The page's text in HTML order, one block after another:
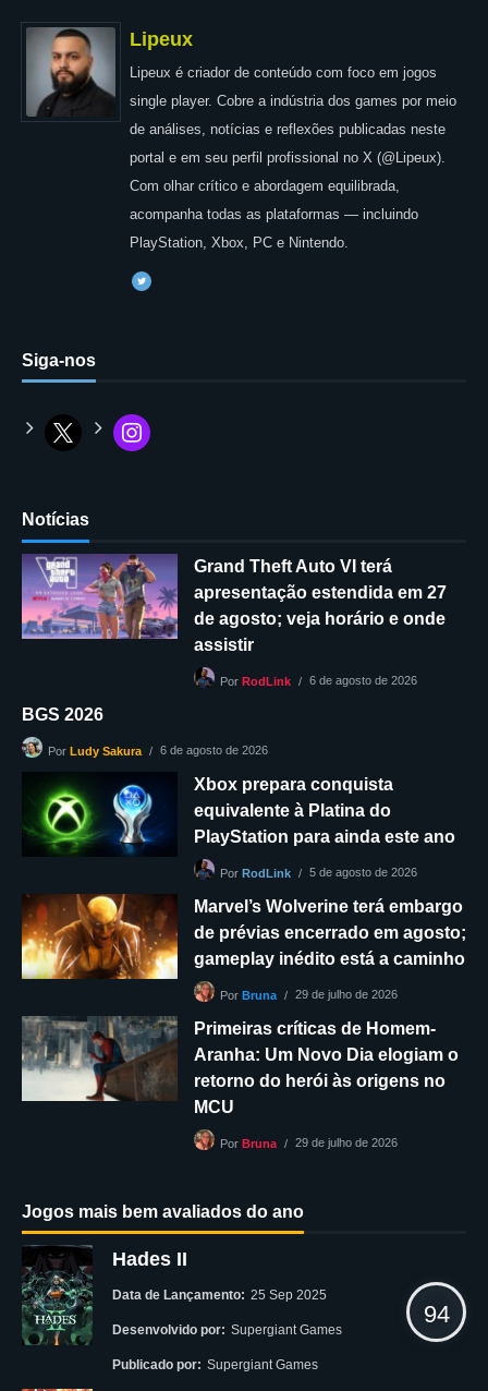
Lipeux
Lipeux é criador de conteúdo com foco em jogos
single player. Cobre a indústria dos games por meio
de análises, notícias e reflexões publicadas neste
portal e em seu perfil profissional no X (@Lipeux).
Com olhar crítico e abordagem equilibrada,
acompanha todas as plataformas — incluindo
PlayStation, Xbox, PC e Nintendo.
Siga-nos
Notícias
Grand Theft Auto VI terá
apresentação estendida em 27
de agosto; veja horário e onde
assistir
PorRodLink 6 de agosto de 2026
BGS 2026
PorLudy Sakura 6 de agosto de 2026
Xbox prepara conquista
equivalente à Platina do
PlayStation para ainda este ano
PorRodLink 5 de agosto de 2026
Marvel’s Wolverine terá embargo
de prévias encerrado em agosto;
gameplay inédito está a caminho
PorBruna 29 de julho de 2026
Primeiras críticas de Homem-
Aranha: Um Novo Dia elogiam o
retorno do herói às origens no
MCU
PorBruna 29 de julho de 2026
Jogos mais bem avaliados do ano
Hades II
Data de Lançamento: 25 Sep 2025
Desenvolvido por: Supergiant Games
Publicado por: Supergiant Games
94